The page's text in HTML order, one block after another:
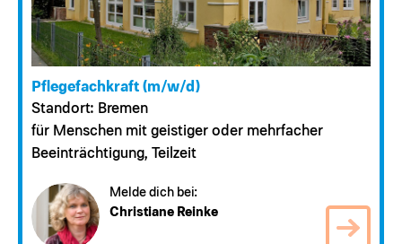
Pflegefachkraft (m/w/d)
Standort: Bremen
für Menschen mit geistiger oder mehrfacher
Beeinträchtigung, Teilzeit
Melde dich bei:
Christiane Reinke